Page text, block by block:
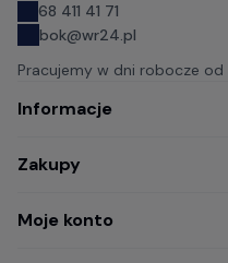
68 411 41 71
bok@wr24.pl
Pracujemy w dni robocze od
Informacje
Zakupy
Moje konto